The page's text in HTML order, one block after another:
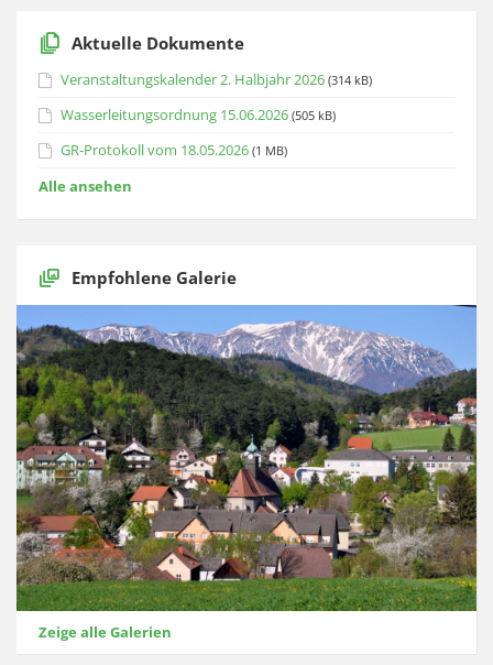
Aktuelle Dokumente
Veranstaltungskalender 2. Halbjahr 2026 (314 kB)
Wasserleitungsordnung 15.06.2026 (505 kB)
GR-Protokoll vom 18.05.2026 (1 MB)
Alle ansehen
Empfohlene Galerie
Zeige alle Galerien